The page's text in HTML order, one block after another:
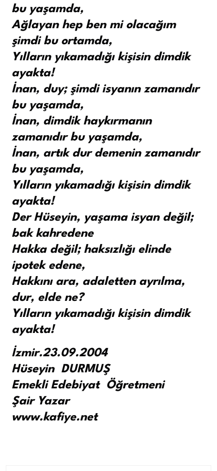
bu yaşamda,
Ağlayan hep ben mi olacağım
şimdi bu ortamda,
Yılların yıkamadığı kişisin dimdik
ayakta!
İnan, duy; şimdi isyanın zamanıdır
bu yaşamda,
İnan, dimdik haykırmanın
zamanıdır bu yaşamda,
İnan, artık dur demenin zamanıdır
bu yaşamda,
Yılların yıkamadığı kişisin dimdik
ayakta!
Der Hüseyin, yaşama isyan değil;
bak kahredene
Hakka değil; haksızlığı elinde
ipotek edene,
Hakkını ara, adaletten ayrılma,
dur, elde ne?
Yılların yıkamadığı kişisin dimdik
ayakta!
İzmir.23.09.2004
Hüseyin DURMUŞ
Emekli Edebiyat Öğretmeni
Şair Yazar
www.kafiye.net